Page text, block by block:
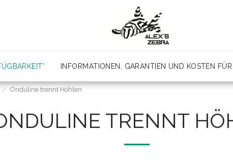
INFORMATIONEN, GARANTIEN UND KOSTEN
Onduline trennt Höhlen
TRENNT